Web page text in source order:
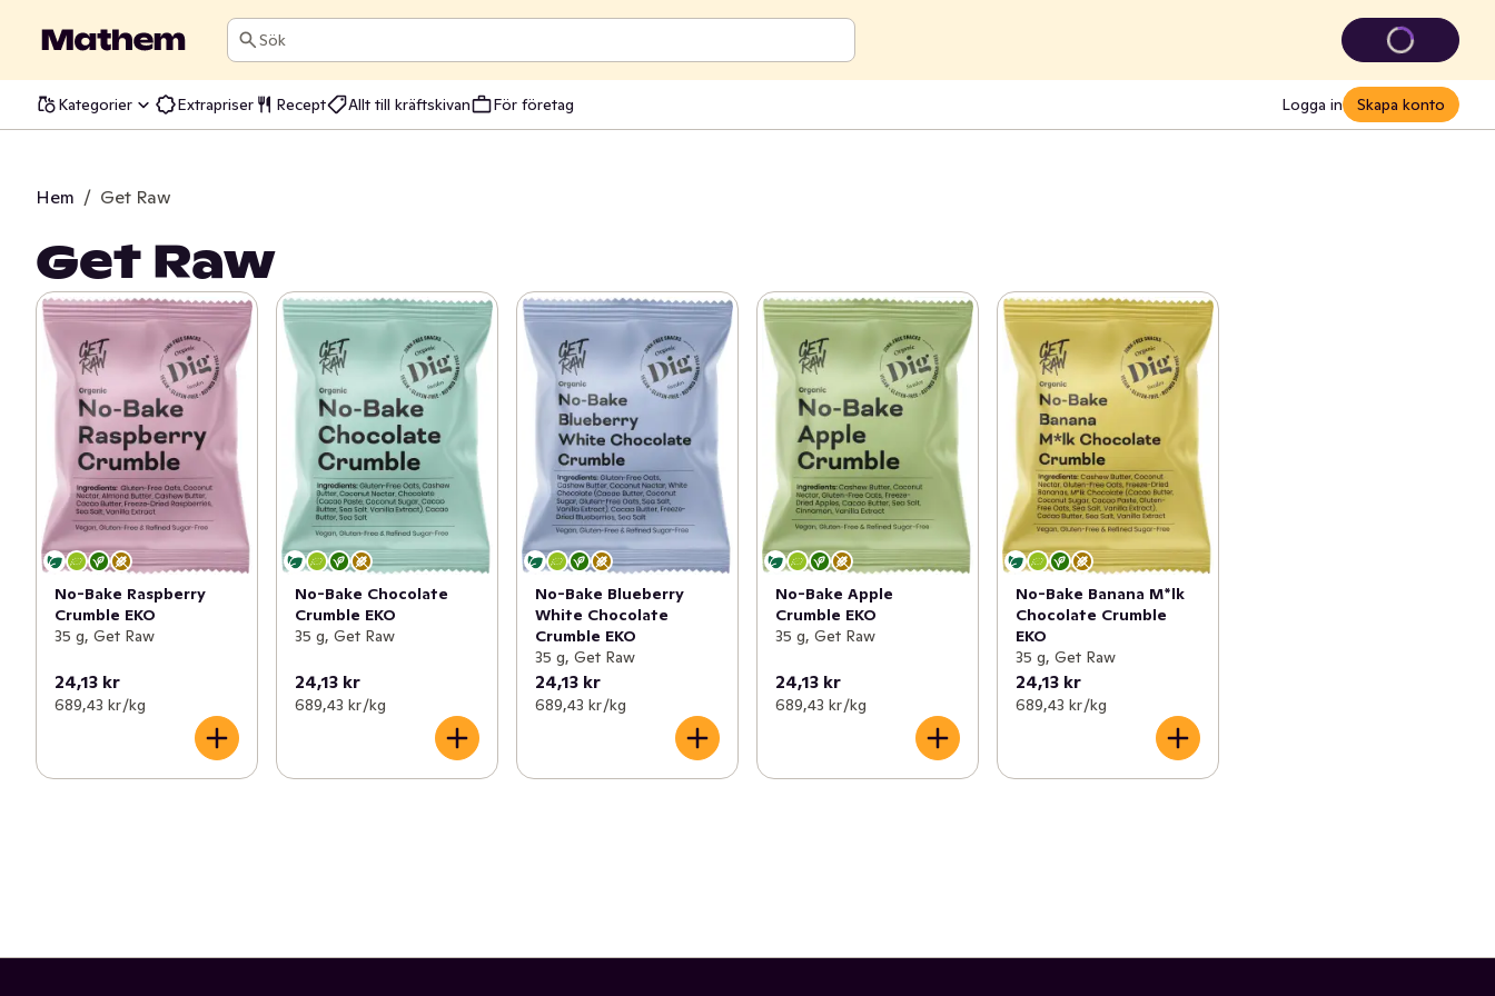
Sök
Kategorier Extrapriser Recept Allt till kräftskivan För företag Logga in Skapa konto
Hem / Get Raw
Get Raw
No-Bake Raspberry
Crumble EKO
35 g, Get Raw
24,13 kr
689,43 kr /kg
No-Bake Chocolate
Crumble EKO
35 g, Get Raw
24,13 kr
689,43 kr /kg
No-Bake Blueberry
White Chocolate
Crumble EKO
35 g, Get Raw
24,13 kr
689,43 kr /kg
No-Bake Apple
Crumble EKO
35 g, Get Raw
24,13 kr
689,43 kr /kg
No-Bake Banana M*lk
Chocolate Crumble
EKO
35 g, Get Raw
24,13 kr
689,43 kr /kg